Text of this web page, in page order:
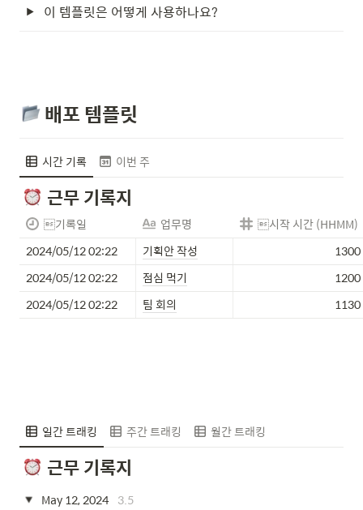
이 템플릿은 어떻게 사용하나요?
배포 템플릿
시간 기록 이번 주
근무 기록지
기록일 업무명
시작 시간 (HHMM)
2024/05/12 02:22
기획안 작성
1300
2024/05/12 02:22
점심 먹기
1200
2024/05/12 02:22
팀 회의 1130
일간 트래킹 주간 트래킹 월간 트래킹
근무 기록지
May 12, 2024 3.5